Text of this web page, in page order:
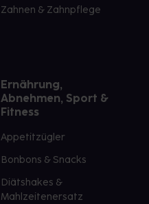
Zahnen & Zahnpflege
Ernährung,
Abnehmen, Sport &
Fitness
Appetitzügler
Bonbons & Snacks
Diätshakes &
Mahlzeitenersatz